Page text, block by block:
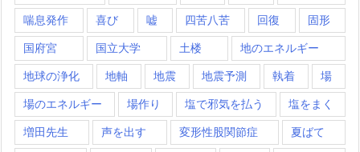
喘息発作 喜び 嘘 四苦八苦 回復 固形
国府宮 国立大学 土楼 地のエネルギー
地球の浄化 地軸 地震 地震予測 執着 場
場のエネルギー 場作り 塩で邪気を払う 塩をまく
増田先生 声を出す 変形性股関節症 夏ばて